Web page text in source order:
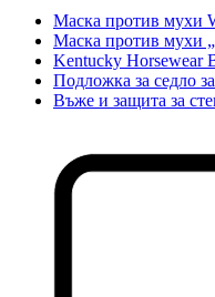
Маска против мухи
Маска против мухи
Kentucky Horsewear
Подложка за седло
Въже и защита за